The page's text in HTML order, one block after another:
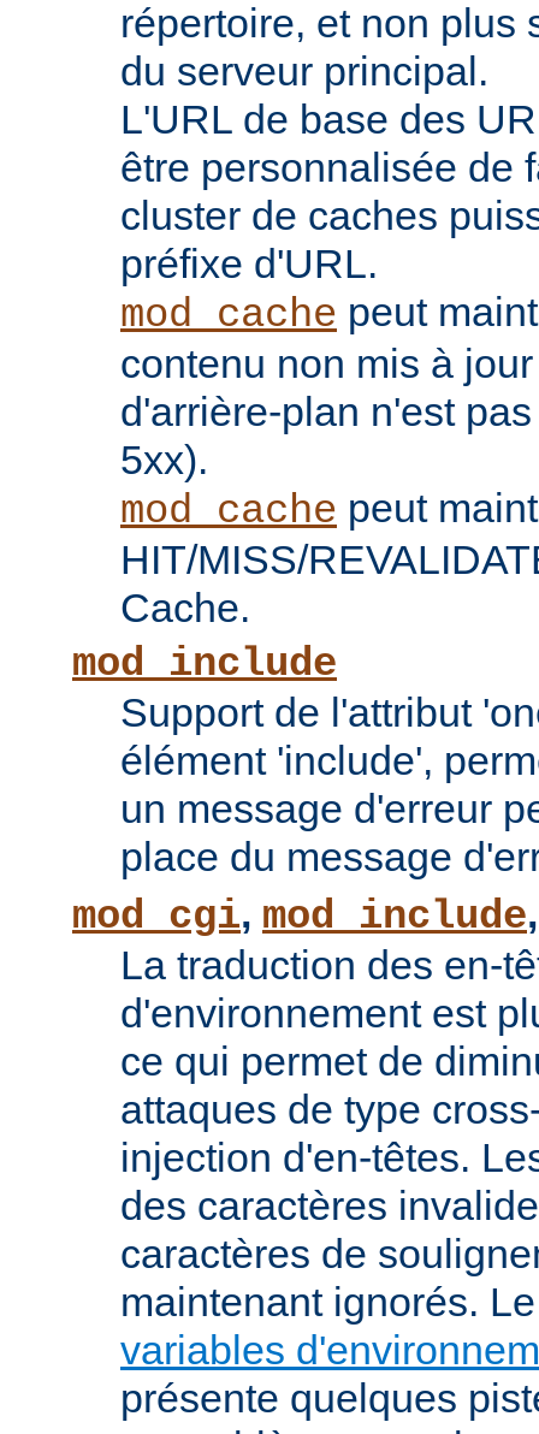
répertoire, et non plus
du serveur principal.
L'URL de base des
être personnalisée de
cluster de caches
préfixe d'URL.
mod_cache peut
contenu non mis à
d'arrière-plan n'est
5xx).
mod_cache peut
HIT/MISS/
Cache.
mod_include
Support de l'attribut
élément 'include',
un message d'erreur
place du message
mod_cgi, mod_include
La traduction des en-
d'environnement est
ce qui permet de
attaques de type
injection d'en-têtes.
des caractères
caractères de
maintenant ignorés.
variables
présente quelques